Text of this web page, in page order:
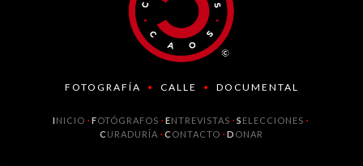
FOTOGRAFÍA • CALLE • DOCUMENTAL
I NICIO ⋅ FOTÓGRAFOS ⋅ ENTREVISTAS ⋅ S ELECCIONES ⋅
C URADURÍA ⋅ C ONTACTO ⋅ D ONAR